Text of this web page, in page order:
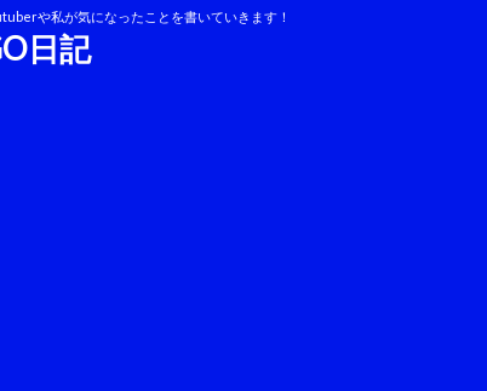
や私が気になったことを書いていきます！
日記